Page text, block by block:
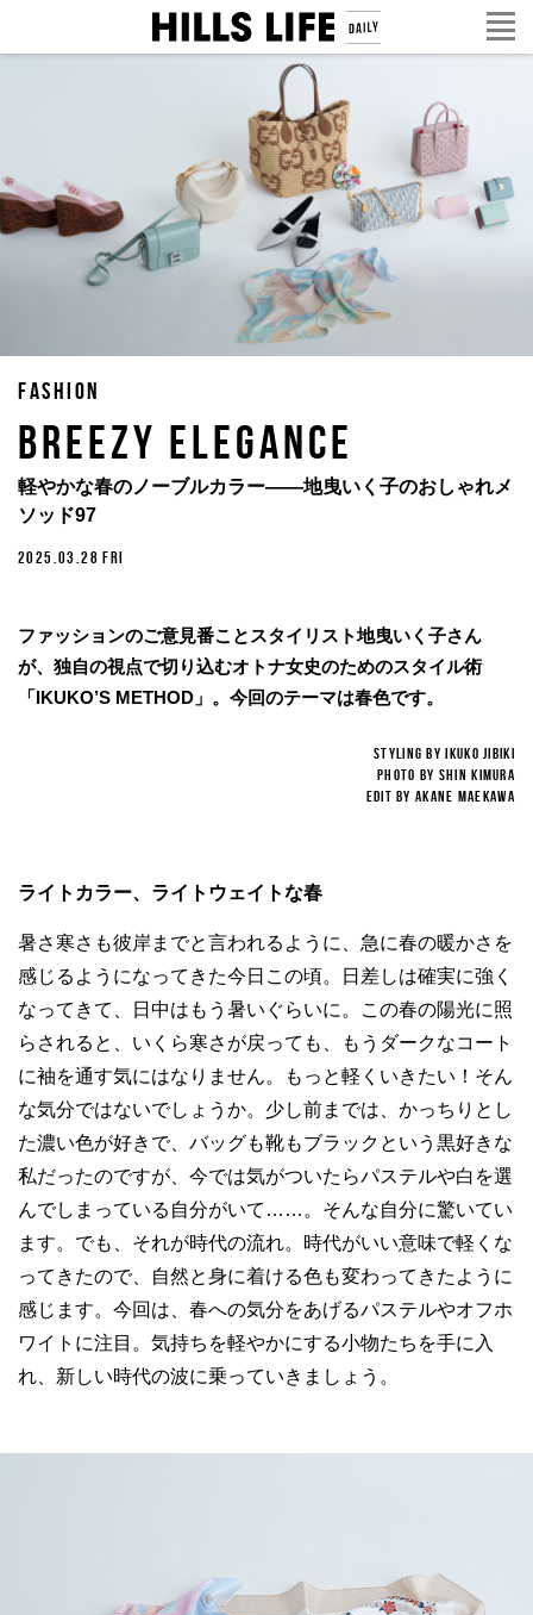
FASHION
Breezy Elegance
軽やかな春のノーブルカラー——地曳いく子のおしゃれメ
ソッド97
2025.03.28 FRI
ファッションのご意見番ことスタイリスト地曳いく子さん
が、独自の視点で切り込むオトナ女史のためのスタイル術
「IKUKO’S METHOD」。今回のテーマは春色です。
STYLING BY IKUKO JIBIKI
PHOTO BY SHIN KIMURA
EDIT BY AKANE MAEKAWA
ライトカラー、ライトウェイトな春
暑さ寒さも彼岸までと言われるように、急に春の暖かさを
感じるようになってきた今日この頃。日差しは確実に強く
なってきて、日中はもう暑いぐらいに。この春の陽光に照
らされると、いくら寒さが戻っても、もうダークなコート
に袖を通す気にはなりません。もっと軽くいきたい！そん
な気分ではないでしょうか。少し前までは、かっちりとし
た濃い色が好きで、バッグも靴もブラックという黒好きな
私だったのですが、今では気がついたらパステルや白を選
んでしまっている自分がいて……。そんな自分に驚いてい
ます。でも、それが時代の流れ。時代がいい意味で軽くな
ってきたので、自然と身に着ける色も変わってきたように
感じます。今回は、春への気分をあげるパステルやオフホ
ワイトに注目。気持ちを軽やかにする小物たちを手に入
れ、新しい時代の波に乗っていきましょう。